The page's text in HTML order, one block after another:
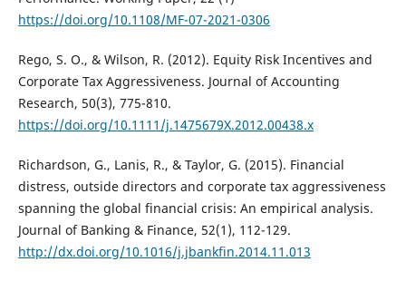
https://doi.org/10.1108/MF-07-2021-0306
Rego, S. O., & Wilson, R. (2012). Equity Risk Incentives and
Corporate Tax Aggressiveness. Journal of Accounting
Research, 50(3), 775-810.
https://doi.org/10.1111/j.1475679X.2012.00438.x
Richardson, G., Lanis, R., & Taylor, G. (2015). Financial
distress, outside directors and corporate tax aggressiveness
spanning the global financial crisis: An empirical analysis.
Journal of Banking & Finance, 52(1), 112-129.
http://dx.doi.org/10.1016/j.jbankfin.2014.11.013